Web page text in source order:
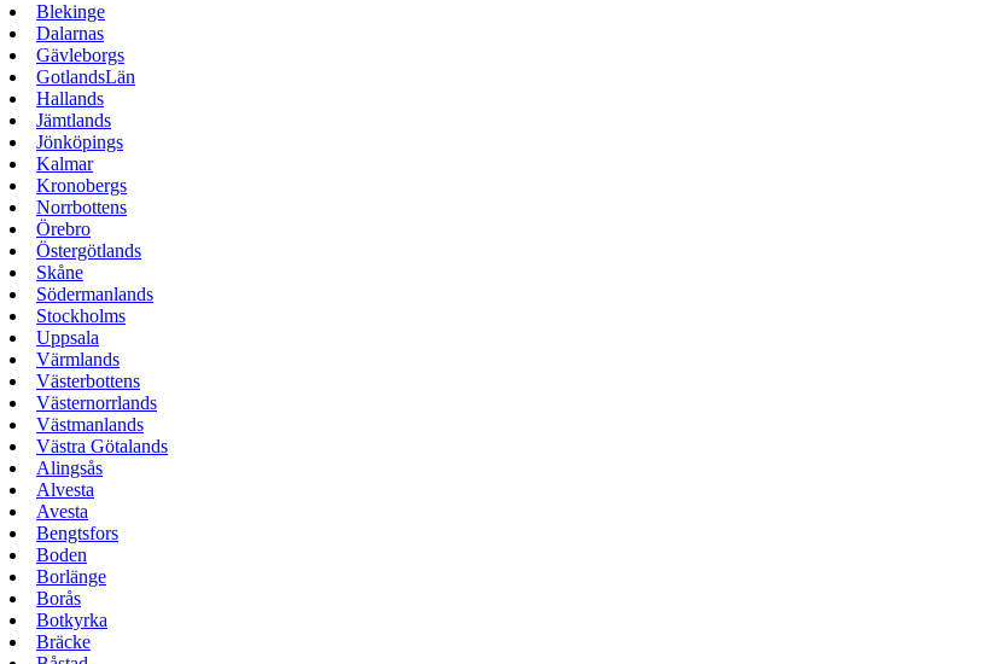
Blekinge
Dalarnas
Gävleborgs
GotlandsLän
Hallands
Jämtlands
Jönköpings
Kalmar
Kronobergs
Norrbottens
Örebro
Östergötlands
Skåne
Södermanlands
Stockholms
Uppsala
Värmlands
Västerbottens
Västernorrlands
Västmanlands
Västra Götalands
Alingsås
Alvesta
Avesta
Bengtsfors
Boden
Borlänge
Borås
Botkyrka
Bräcke